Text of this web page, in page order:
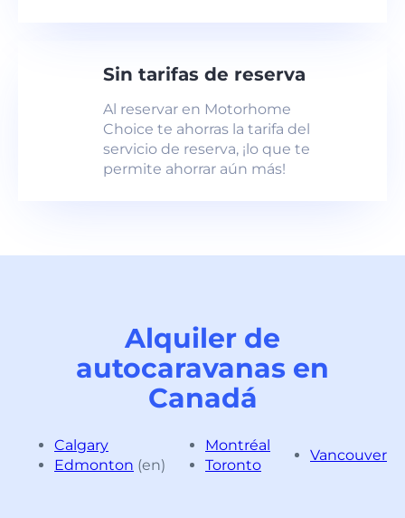
Sin tarifas de reserva
Al reservar en Motorhome
Choice te ahorras la tarifa del
servicio de reserva, ¡lo que te
permite ahorrar aún más!
Alquiler de
autocaravanas en
Canadá
Calgary
Edmonton (en)
Montréal
Toronto
Vancouver